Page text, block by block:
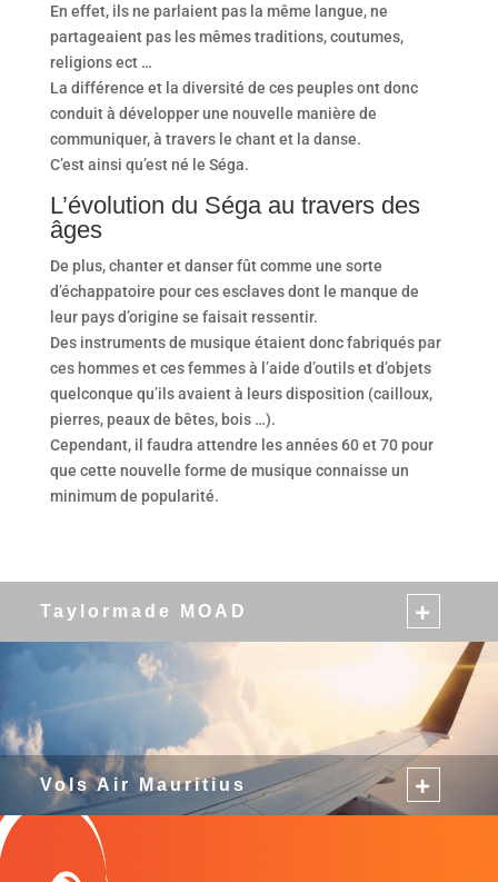
En effet, ils ne parlaient pas la même langue, ne
partageaient pas les mêmes traditions, coutumes,
religions ect …
La différence et la diversité de ces peuples ont donc
conduit à développer une nouvelle manière de
communiquer, à travers le chant et la danse.
C’est ainsi qu’est né le Séga.
L’évolution du Séga au travers des
âges
De plus, chanter et danser fût comme une sorte
d’échappatoire pour ces esclaves dont le manque de
leur pays d’origine se faisait ressentir.
Des instruments de musique étaient donc fabriqués par
ces hommes et ces femmes à l’aide d’outils et d’objets
quelconque qu’ils avaient à leurs disposition (cailloux,
pierres, peaux de bêtes, bois …).
Cependant, il faudra attendre les années 60 et 70 pour
que cette nouvelle forme de musique connaisse un
minimum de popularité.
Taylormade MOAD
Vols Air Mauritius